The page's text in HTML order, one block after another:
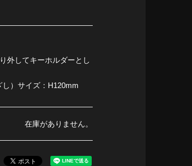
外してキーホルダーとし
）サイズ：H120mm
在庫がありません。